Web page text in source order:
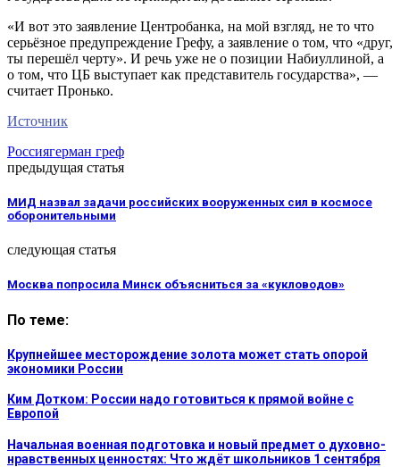
«И вот это заявление Центробанка, на мой взгляд, не то что
серьёзное предупреждение Грефу, а заявление о том, что «друг,
ты перешёл черту». И речь уже не о позиции Набиуллиной, а
о том, что ЦБ выступает как представитель государства», —
считает Пронько.
Источник
Россиягерман греф
предыдущая статья
МИД назвал задачи российских вооруженных сил в космосе
оборонительными
следующая статья
Москва попросила Минск объясниться за «кукловодов»
По теме:
Крупнейшее месторождение золота может стать опорой
экономики России
Ким Дотком: России надо готовиться к прямой войне с
Европой
Начальная военная подготовка и новый предмет о духовно-
нравственных ценностях: Что ждёт школьников 1 сентября